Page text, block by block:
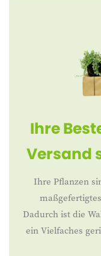
Ihre
Versand
Ihre Pflanzen
Dadurch ist die
ein Vielfaches